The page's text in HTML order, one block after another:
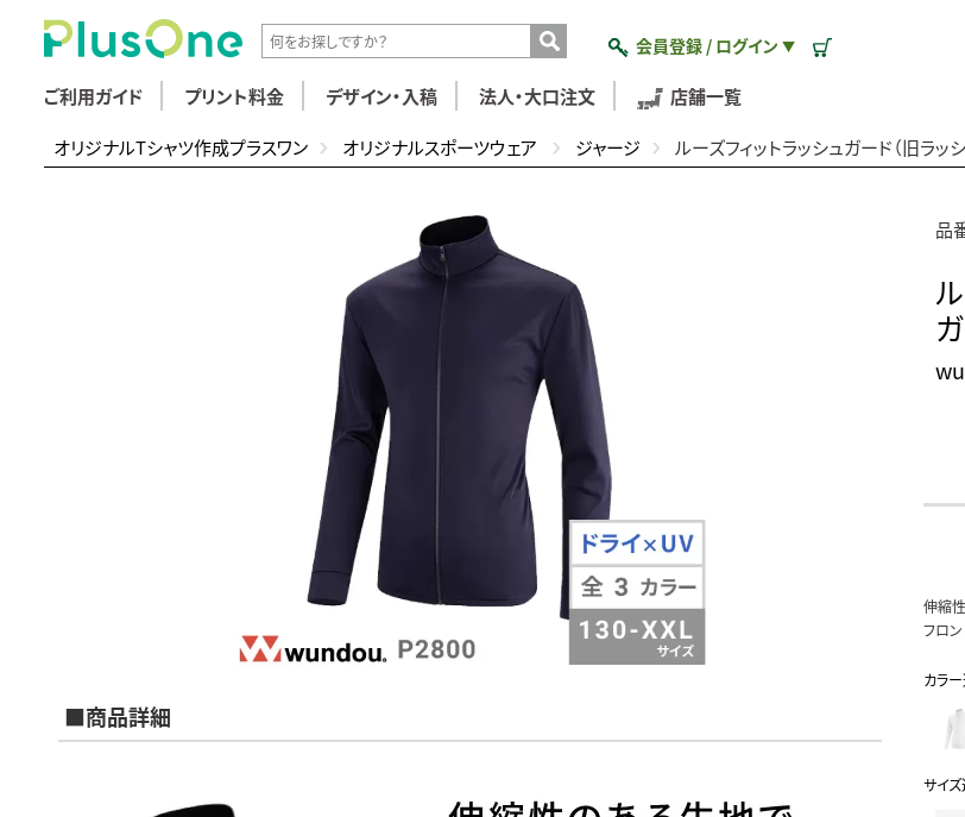
会員登録 / ログイン ▼
ご利用ガイド プリント料金 デザイン・入稿 法人・大口注文 店舗一覧
オリジナルTシャツ作成プラスワン オリジナルスポーツウェア ジャージ ルーズフィットラッシュガード（旧ラッ
■商品詳細
品
伸縮
フロン
カラ
サイ